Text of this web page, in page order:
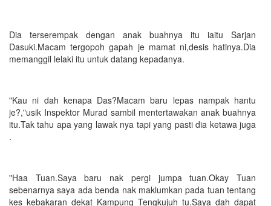
Dia terserempak dengan anak buahnya itu iaitu Sarjan
Dasuki.Macam tergopoh gapah je mamat ni,desis hatinya.Dia
memanggil lelaki itu untuk datang kepadanya.
"Kau ni dah kenapa Das?Macam baru lepas nampak hantu
je?,"usik Inspektor Murad sambil mentertawakan anak buahnya
itu.Tak tahu apa yang lawak nya tapi yang pasti dia ketawa juga
.
"Haa Tuan.Saya baru nak pergi jumpa tuan.Okay Tuan
sebenarnya saya ada benda nak maklumkan pada tuan tentang
kes kebakaran dekat Kampung Tengkujuh tu.Saya dah dapat